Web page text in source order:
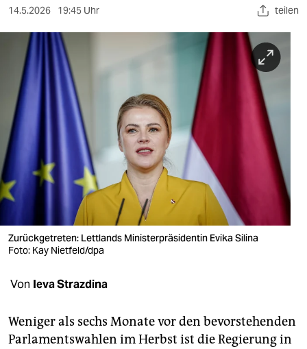
sport
berlin
nord
wahrheit
verlag
verlag
veranstaltungen
shop
fragen & hilfe
unterstützen
abo
genossenschaft
14.5.2026 19:45 Uhr teilen
Zurückgetreten: Lettlands Ministerpräsidentin Evika Silina
Foto: Kay Nietfeld/dpa
Von Ieva Strazdina
Weniger als sechs Monate vor den bevorstehenden
Parlamentswahlen im Herbst ist die Regierung in